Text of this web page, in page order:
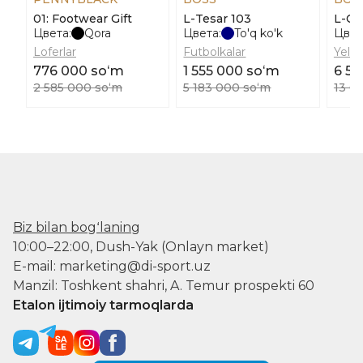
01: Footwear Gift
Цвета:
Qora
Loferlar
776 000 soʻm
2 585 000 soʻm
L-Tesar 103
Цвета:
To'q ko'k
Futbolkalar
1 555 000 soʻm
5 183 000 soʻm
L-
6
13
Biz bilan bogʻlaning
10:00–22:00, Dush-Yak (Onlayn market)
E-mail: marketing@di-sport.uz
Manzil: Toshkent shahri, A. Temur prospekti 60
Etalon ijtimoiy tarmoqlarda